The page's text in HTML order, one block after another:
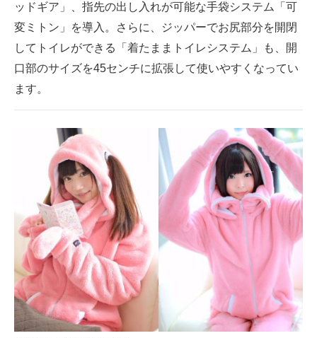
ちょっと気になるネットの話題
ッドギア」、指先の出し入れが可能な手袋システム「可
変ミトン」を導入。さらに、ジッパーでお尻部分を開閉
してトイレができる「着たままトイレシステム」も、開
口部のサイズを45センチに拡張して使いやすくなってい
ます。